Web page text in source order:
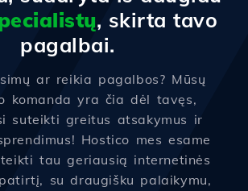
, skirta tavo
pagalbai.
ar reikia pagalbos? Mūsų
komanda yra čia dėl tavęs,
suteikti greitus atsakymus ir
Hostico mes esame
tau geriausią internetinės
su draugišku palaikymu,